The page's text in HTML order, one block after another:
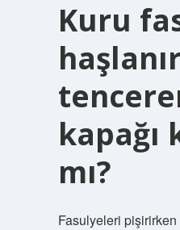
Kuru
kapağı
mı?
Fasulyeleri